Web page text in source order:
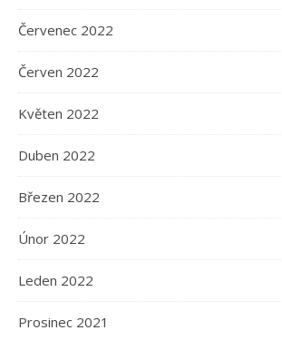
Červenec 2022
Červen 2022
Květen 2022
Duben 2022
Březen 2022
Únor 2022
Leden 2022
Prosinec 2021